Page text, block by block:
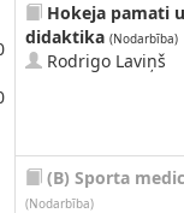
Hokeja pamati
didaktika (Nodarbība)
Rodrigo Laviņš
(B) Sporta
(Nodarbība)